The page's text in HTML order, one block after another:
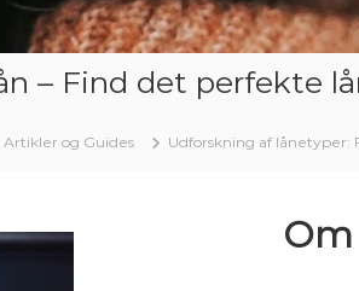
– Find det perfekte
Artikler og Guides Udforskning af lånetyper: